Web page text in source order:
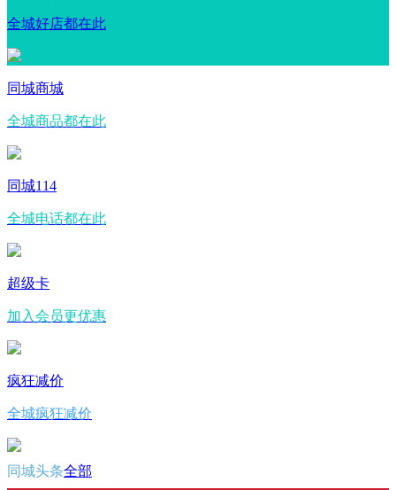
全城好店都在此
同城商城
全城商品都在此
同城114
全城电话都在此
超级卡
加入会员更优惠
疯狂减价
全城疯狂减价
同城头条全部